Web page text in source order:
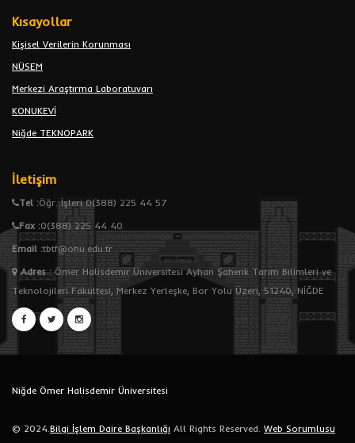
Kısayollar
Kişisel Verilerin Korunması
NÜSEM
Merkezi Araştırma Laboratuvarı
KONUKEVİ
Niğde TEKNOPARK
İletişim
Tel :Öğr. İşleri 0(388) 225 44 57
Fax :0(388) 225 44 40
Email :tbtf@ohu.edu.tr
Adres:Ömer Halisdemir Üniversitesi Ayhan Şahenk Tarım Bilimleri ve
Teknolojileri Fakültesi, Merkez Yerleşke, Bor Yolu Üzeri, 51240, NİĞDE
Niğde Ömer Halisdemir Üniversitesi
© 2024.Bilgi İşlem Daire Başkanlığı All Rights Reserved. Web Sorumlusu